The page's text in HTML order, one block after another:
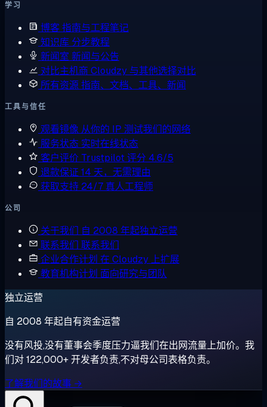
学习
博客指南与工程笔记
知识库 分步教程
新闻室 新闻与公告
对比主机商 Cloudzy 与其他选择对比
所有资源指南、文档、工具、新闻
工具与信任
观看镜像 从你的 IP 测试我们的网络
服务状态 实时在线状态
客户评价 Trustpilot 评分 4.6/5
退款保证 14 天，无需理由
获取支持 24/7 真人工程师
公司
关于我们 自 2008 年起独立运营
联系我们 联系我们
企业合作计划 在 Cloudzy 上扩展
教育机构计划 面向研究与团队
独立运营
自 2008 年起自有资金运营
没有风投,没有董事会季度压力逼我们在出网流量上加价。我
们对 122,000+ 开发者负责,不对母公司表格负责。
了解我们的故事 →